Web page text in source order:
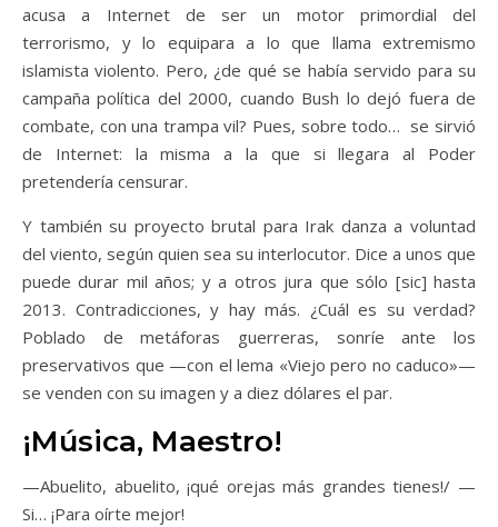
acusa a Internet de ser un motor primordial del
terrorismo, y lo equipara a lo que llama extremismo
islamista violento. Pero, ¿de qué se había servido para su
campaña política del 2000, cuando Bush lo dejó fuera de
combate, con una trampa vil? Pues, sobre todo… se sirvió
de Internet: la misma a la que si llegara al Poder
pretendería censurar.
Y también su proyecto brutal para Irak danza a voluntad
del viento, según quien sea su interlocutor. Dice a unos que
puede durar mil años; y a otros jura que sólo [sic] hasta
2013. Contradicciones, y hay más. ¿Cuál es su verdad?
Poblado de metáforas guerreras, sonríe ante los
preservativos que —con el lema «Viejo pero no caduco»—
se venden con su imagen y a diez dólares el par.
¡Música, Maestro!
—Abuelito, abuelito, ¡qué orejas más grandes tienes!/ —
Si… ¡Para oírte mejor!